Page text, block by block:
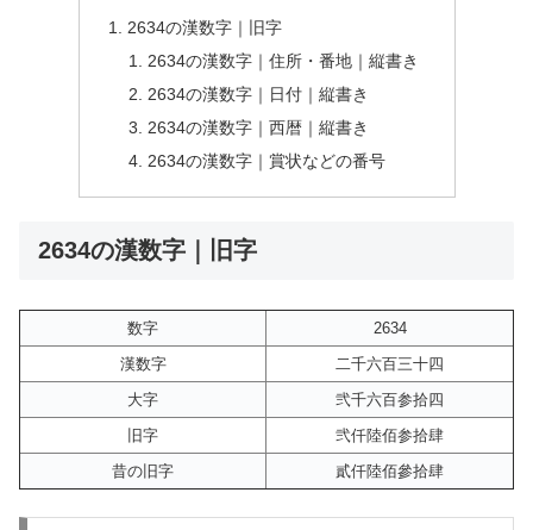
2634の漢数字｜旧字
2634の漢数字｜住所・番地｜縦書き
2634の漢数字｜日付｜縦書き
2634の漢数字｜西暦｜縦書き
2634の漢数字｜賞状などの番号
2634の漢数字｜旧字
数字
2634
漢数字
二千六百三十四
大字
弐千六百参拾四
旧字
弐仟陸佰参拾肆
昔の旧字
貳仟陸佰參拾肆